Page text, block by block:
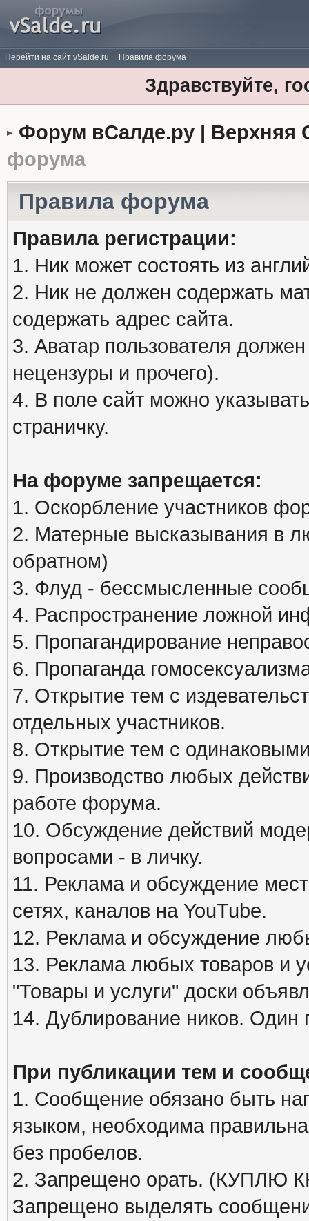
Перейти на сайт vSalde.ru Правила форума
Здравствуйте,
Форум вСалде.ру | Верхняя
форума
Правила форума
Правила регистрации:
1. Ник может состоять из
2. Ник не должен содержать
содержать адрес сайта.
3. Аватар пользователя
нецензуры и прочего).
4. В поле сайт можно
страничку.
На форуме запрещается:
1. Оскорбление участников
2. Матерные высказывания в
обратном)
3. Флуд - бессмысленные
4. Распространение ложной
5. Пропагандирование
6. Пропаганда
7. Открытие тем с
отдельных участников.
8. Открытие тем с
9. Производство любых
работе форума.
10. Обсуждение действий
вопросами - в личку.
11. Реклама и обсуждение
сетях, каналов на YouTube.
12. Реклама и обсуждение
13. Реклама любых товаров и
"Товары и услуги" доски
14. Дублирование ников. Один
При публикации тем и
1. Сообщение обязано быть
языком, необходима
без пробелов.
2. Запрещено орать. (КУПЛЮ
Запрещено выделять